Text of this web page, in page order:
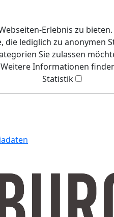
Erlebnis zu
die lediglich zu
Sie zulassen
Informationen
Statistik